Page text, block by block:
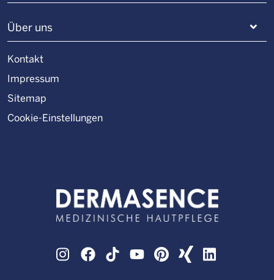
Über uns
Kontakt
Impressum
Sitemap
Cookie-Einstellungen